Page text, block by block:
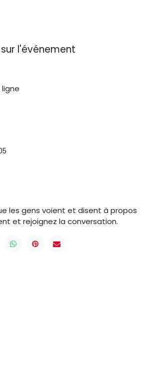
l'événement
les gens voient et disent à propos
et rejoignez la conversation.